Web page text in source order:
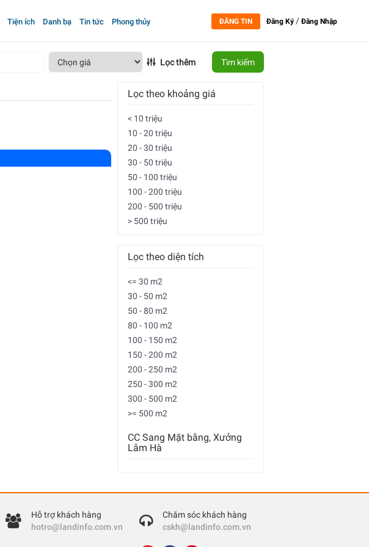
Tiện ích Danh bạ Tin tức Phong thủy ĐĂNG TIN Đăng Ký /Đăng Nhập
Lọc thêm Tìm kiếm
Lọc theo khoảng giá
< 10 triệu
10 - 20 triệu
20 - 30 triệu
30 - 50 triệu
50 - 100 triệu
100 - 200 triệu
200 - 500 triệu
> 500 triệu
Lọc theo diện tích
<= 30 m2
30 - 50 m2
50 - 80 m2
80 - 100 m2
100 - 150 m2
150 - 200 m2
200 - 250 m2
250 - 300 m2
300 - 500 m2
>= 500 m2
CC Sang Mặt bằng, Xưởng
Lâm Hà
Hỗ trợ khách hàng
hotro@landinfo.com.vn
Chăm sóc khách hàng
cskh@landinfo.com.vn